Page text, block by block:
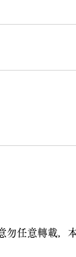
任意轉載，